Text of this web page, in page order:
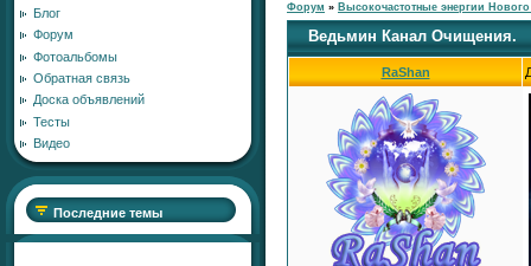
Блог
Форум
Фотоальбомы
Обратная связь
Доска объявлений
Тесты
Видео
Последние темы
Форум » Высокочастотные энергии
Ведьмин Канал Очищения.
RaShan